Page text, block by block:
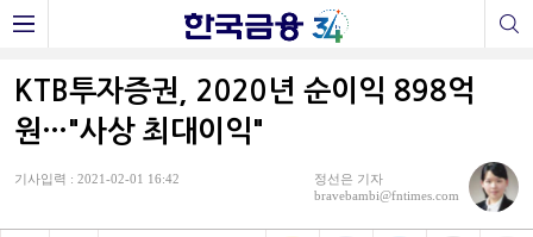
KTB투자증권, 2020년 순이익 898억
원…"사상 최대이익"
기사입력 : 2021-02-01 16:42
정선은 기자
bravebambi@fntimes.com